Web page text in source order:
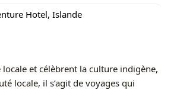
Hotel, Islande
locale et célèbrent la culture indigène,
locale, il s’agit de voyages qui